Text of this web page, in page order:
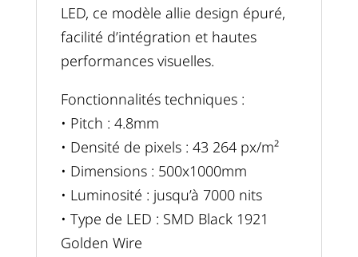
LED, ce modèle allie design épuré,
facilité d’intégration et hautes
performances visuelles.
Fonctionnalités techniques :
• Pitch : 4.8mm
• Densité de pixels : 43 264 px/m²
• Dimensions : 500x1000mm
• Luminosité : jusqu’à 7000 nits
• Type de LED : SMD Black 1921
Golden Wire